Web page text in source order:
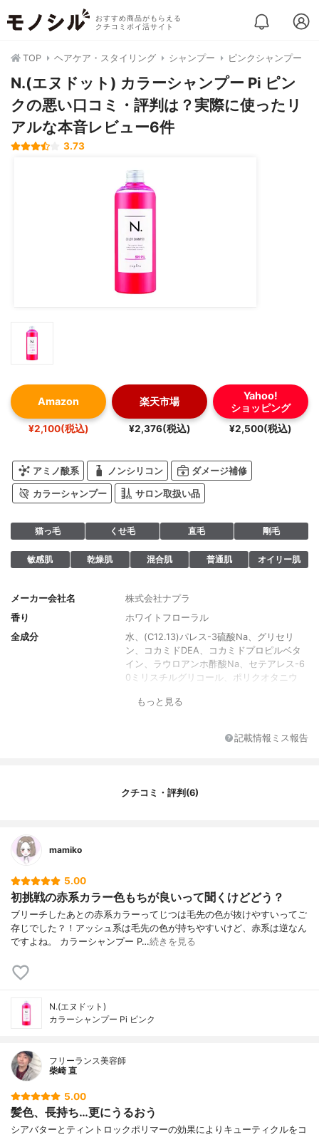
おすすめ商品がもらえる
クチコミポイ活サイト
TOP ヘアケア・スタイリング シャンプー ピンクシャンプー
N.(エヌドット) カラーシャンプー Pi ピン
クの悪い口コミ・評判は？実際に使ったリ
アルな本音レビュー6件
3.73
Amazon
¥2,100(税込)
楽天市場
¥2,376(税込)
Yahoo!
ショッピング
¥2,500(税込)
アミノ酸系 ノンシリコン ダメージ補修
カラーシャンプー サロン取扱い品
猫っ毛 くせ毛 直毛 剛毛
敏感肌 乾燥肌 混合肌 普通肌 オイリー肌
メーカー会社名
株式会社ナプラ
香り
ホワイトフローラル
全成分
水、(C12.13)パレス-3硫酸Na、グリセリ
ン、コカミドDEA、コカミドプロピルベタ
イン、ラウロアンホ酢酸Na、セテアレス-6
0ミリスチルグリコール、ポリクオタニウ
分解シルク、加水分解ハチミツタンパク、
ウエキス、セージ葉エキス、タチジャコウ
ソウ花/葉エキス、カニナバラ果実エキス、
タニウム-10、PEG-20ソルビタンココエー
ト、BG、プロパンジオール、クオタニウ
もっと見る
記載情報ミス報告
クチコミ・評判(6)
mamiko
5.00
初挑戦の赤系カラー色もちが良いって聞くけどどう？
ブリーチしたあとの赤系カラーってじつは毛先の色が抜けやすいってご
存じでした？！アッシュ系は毛先の色が持ちやすいけど、赤系は逆なん
ですよね。 カラーシャンプー P…続きを見る
N.(エヌドット)
カラーシャンプー Pi ピンク
フリーランス美容師
柴崎 直
5.00
髪色、長持ち…更にうるおう
シアバターとティントロックポリマーの効果によりキューティクルをコ